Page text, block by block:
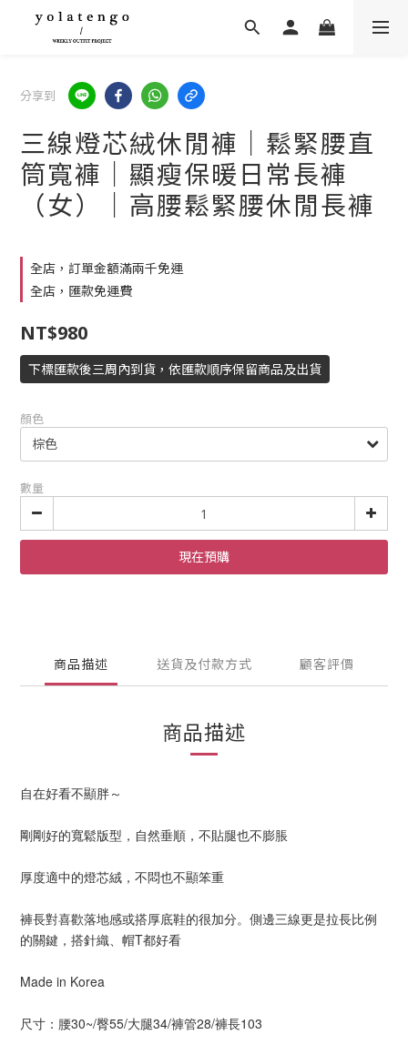
分享到
三線燈芯絨休閒褲｜鬆緊腰直
筒寬褲｜顯瘦保暖日常長褲
（女）｜高腰鬆緊腰休閒長褲
全店，訂單金額滿兩千免運
全店，匯款免運費
NT$980
下標匯款後三周內到貨，依匯款順序保留商品及出貨
顏色
數量
現在預購
商品描述 送貨及付款方式 顧客評價
商品描述
自在好看不顯胖～
剛剛好的寬鬆版型，自然垂順，不貼腿也不膨脹
厚度適中的燈芯絨，不悶也不顯笨重
褲長對喜歡落地感或搭厚底鞋的很加分。側邊三線更是拉長比例
的關鍵，搭針織、帽T都好看
Made in Korea
尺寸：腰30~/臀55/大腿34/褲管28/褲長103